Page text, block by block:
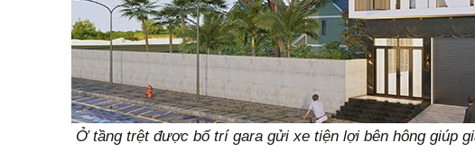
Ở tầng trệt được bố trí gara gửi xe tiện lợi bên hông giúp